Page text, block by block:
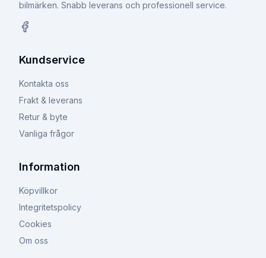
bilmärken. Snabb leverans och professionell service.
Kundservice
Kontakta oss
Frakt & leverans
Retur & byte
Vanliga frågor
Information
Köpvillkor
Integritetspolicy
Cookies
Om oss